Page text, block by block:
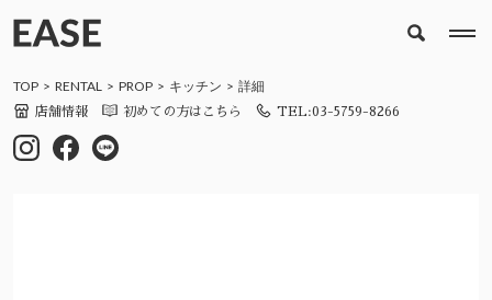
TOP RENTAL PROP キッチン 詳細
店舗情報 初めての方はこちら TEL:03-5759-8266